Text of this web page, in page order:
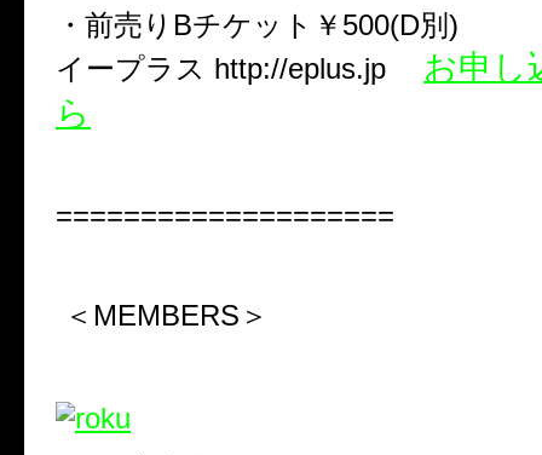
・前売りBチケット￥500(D別)
イープラス http://eplus.jp お申し
ら
====================
＜MEMBERS＞